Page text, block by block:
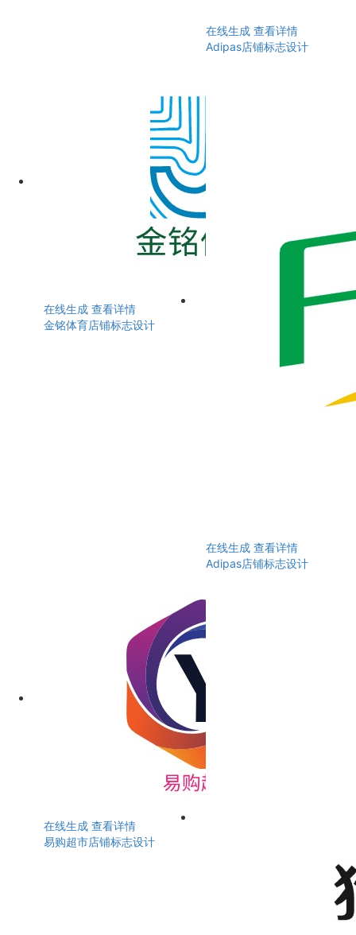
在线生成 查看详情
Adipas店铺标志设计
在线生成 查看详情
金铭体育店铺标志设计
在线生成 查看详情
Adipas店铺标志设计
在线生成 查看详情
易购超市店铺标志设计